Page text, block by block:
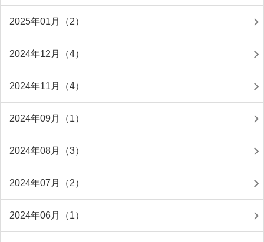
2025年01月（2）
2024年12月（4）
2024年11月（4）
2024年09月（1）
2024年08月（3）
2024年07月（2）
2024年06月（1）